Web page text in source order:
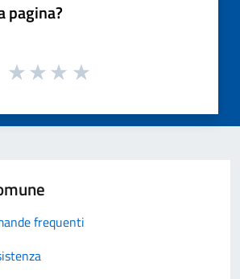
pagina?
frequenti